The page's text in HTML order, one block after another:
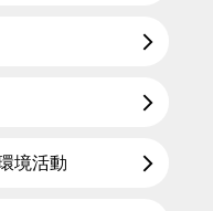
境活動